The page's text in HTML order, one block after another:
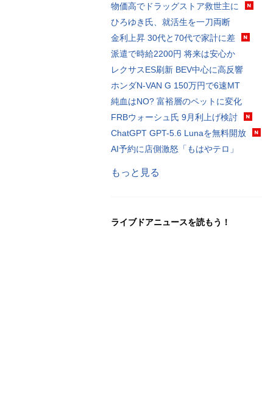
物価高でドラッグストア救世主に
ひろゆき氏、就活生を一刀両断
金利上昇 30代と70代で家計に差
派遣で時給2200円 将来は安心か
レクサスES刷新 BEV中心に高反響
ホンダN-VAN G 150万円で6速MT
純血はNO? 富裕層のペットに変化
FRBウォーシュ氏 9月利上げ検討
ChatGPT GPT-5.6 Lunaを無料開放
AI予約に店側激怒「もはやテロ」
もっと見る
ライブドアニュースを読もう！